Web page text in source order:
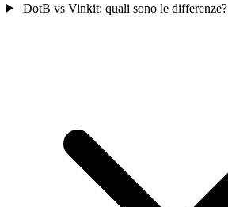
DotB vs Vinkit: quali sono le differenze?